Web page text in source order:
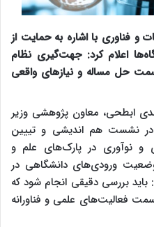
و فناوری با اشاره به حمایت از
اعلام کرد: جهت‌گیری نظام
حل مساله و نیازهای واقعی
ابطحی، معاون پژوهشی وزیر
در نشست هم اندیشی و تییین
و نوآوری در پارک‌های علم و
وضعیت ورودی‌های دانشگاهی در
بررسی دقیقی انجام شود که
فعالیت‌های علمی و فناورانه